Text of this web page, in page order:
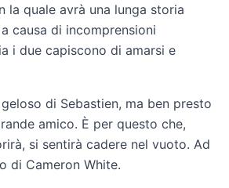
la quale avrà una lunga storia
causa di incomprensioni
i due capiscono di amarsi e
di Sebastien, ma ben presto
amico. È per questo che,
si sentirà cadere nel vuoto. Ad
di Cameron White.